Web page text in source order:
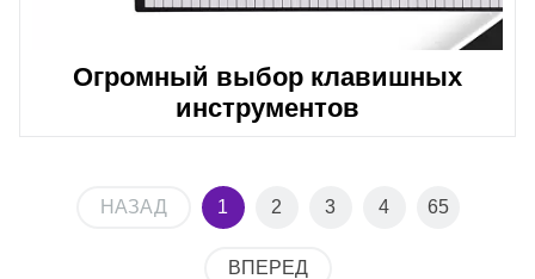
Огромный выбор клавишных
инструментов
НАЗАД 1 2 3 4 65
ВПЕРЕД